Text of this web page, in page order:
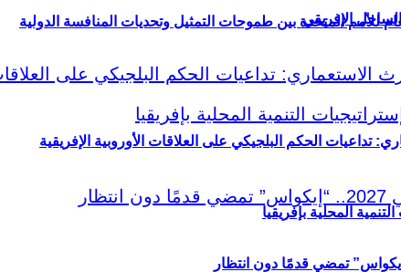
للأمم المتحدة بين طموحات التمثيل وتحديات المنافسة الدولية
المحلية بإفريقيا
الإفريقي
تداعيات الحكم البلجيكي على العلاقات الأوروبية الإفريقية